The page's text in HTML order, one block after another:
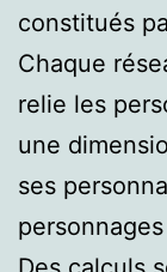
constitués
Chaque
relie les
une
ses